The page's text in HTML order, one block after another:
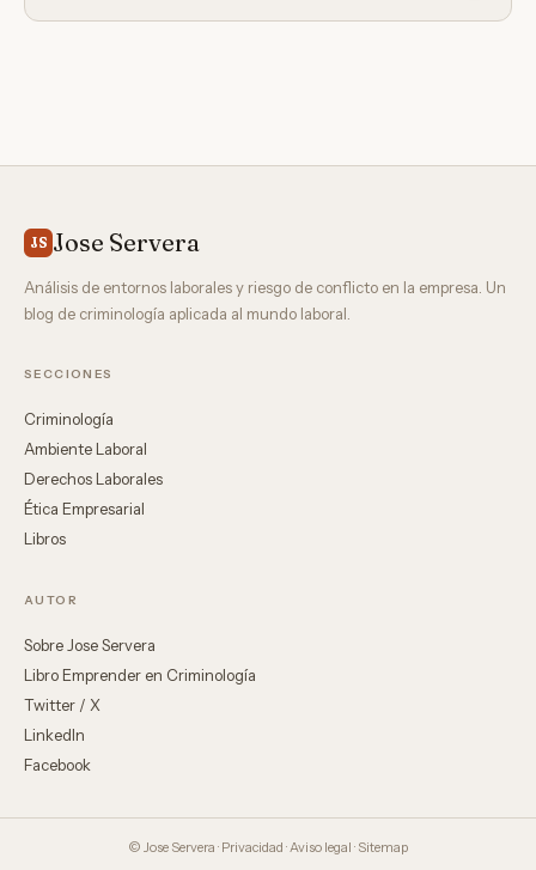
JS Jose Servera
Análisis de entornos laborales y riesgo de conflicto en la empresa. Un
blog de criminología aplicada al mundo laboral.
SECCIONES
Criminología
Ambiente Laboral
Derechos Laborales
Ética Empresarial
Libros
AUTOR
Sobre Jose Servera
Libro Emprender en Criminología
Twitter / X
LinkedIn
Facebook
© Jose Servera · Privacidad ·Aviso legal · Sitemap